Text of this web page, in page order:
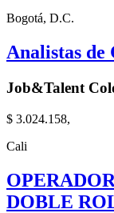
Bogotá, D.C.
Analistas de
Job&Talent
$ 3.024.158,
Cali
DOBLE